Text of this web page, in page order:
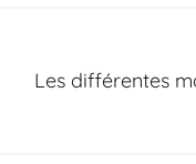
Les différentes